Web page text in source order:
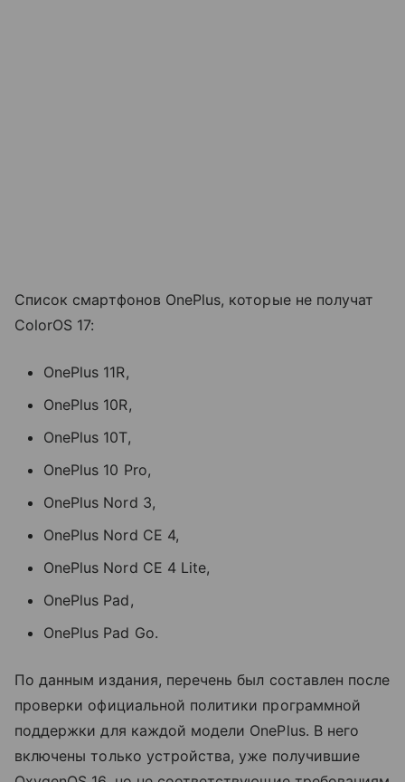
Список смартфонов OnePlus, которые не получат
ColorOS 17:
OnePlus 11R,
OnePlus 10R,
OnePlus 10T,
OnePlus 10 Pro,
OnePlus Nord 3,
OnePlus Nord CE 4,
OnePlus Nord CE 4 Lite,
OnePlus Pad,
OnePlus Pad Go.
По данным издания, перечень был составлен после
проверки официальной политики программной
поддержки для каждой модели OnePlus. В него
включены только устройства, уже получившие